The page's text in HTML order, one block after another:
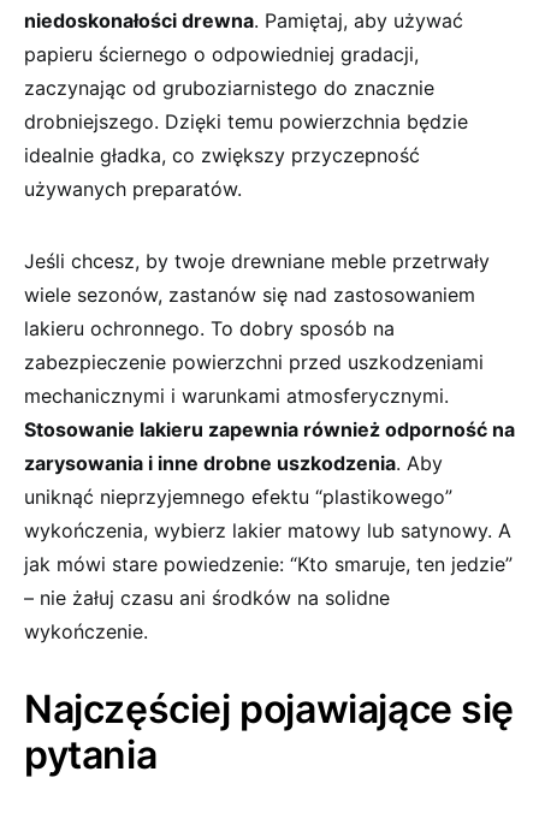
niedoskonałości drewna. Pamiętaj, aby używać
papieru ściernego o⁤ odpowiedniej gradacji,
zaczynając od‌ gruboziarnistego do znacznie
drobniejszego. ⁢Dzięki temu powierzchnia będzie
idealnie gładka, co zwiększy przyczepność
używanych preparatów.
Jeśli chcesz, by twoje drewniane meble przetrwały
wiele sezonów, zastanów się nad zastosowaniem
lakieru ochronnego. To dobry sposób na
zabezpieczenie powierzchni przed uszkodzeniami
mechanicznymi i warunkami atmosferycznymi.
Stosowanie lakieru zapewnia również odporność na
zarysowania i inne drobne uszkodzenia. Aby
uniknąć nieprzyjemnego efektu “plastikowego” ​
wykończenia, wybierz lakier matowy lub satynowy. A
jak⁣ mówi stare ​powiedzenie:⁣ “Kto smaruje, ten jedzie”
– nie żałuj czasu ani środków na solidne
wykończenie.
Najczęściej pojawiające ⁢się
pytania